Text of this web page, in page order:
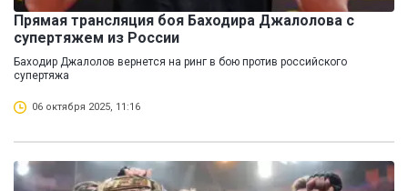
Прямая трансляция боя Баходира Джалолова с
супертяжем из России
Баходир Джалолов вернется на ринг в бою против российского
супертяжа
06 октября 2025, 11:16